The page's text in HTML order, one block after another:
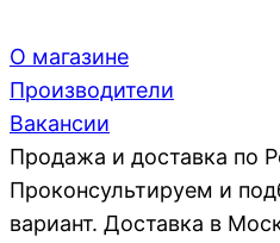
О магазине
Производители
Вакансии
Продажа и доставка по
Проконсультируем и
вариант. Доставка в